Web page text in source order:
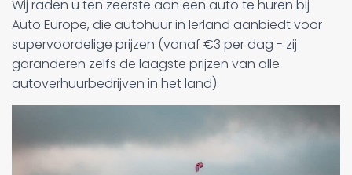
Wij raden u ten zeerste aan een auto te huren bij
Auto Europe, die autohuur in Ierland aanbiedt voor
supervoordelige prijzen (vanaf €3 per dag - zij
garanderen zelfs de laagste prijzen van alle
autoverhuurbedrijven in het land).